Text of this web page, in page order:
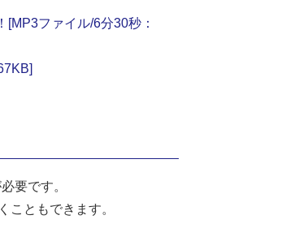
ファイル/6分30秒：
要です。
こともできます。